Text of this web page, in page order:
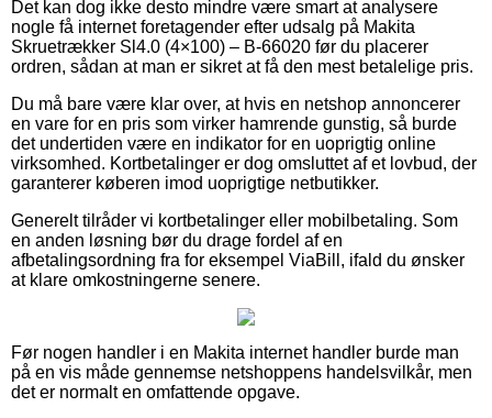
Det kan dog ikke desto mindre være smart at analysere
nogle få internet foretagender efter udsalg på Makita
Skruetrækker Sl4.0 (4×100) – B-66020 før du placerer
ordren, sådan at man er sikret at få den mest betalelige pris.
Du må bare være klar over, at hvis en netshop annoncerer
en vare for en pris som virker hamrende gunstig, så burde
det undertiden være en indikator for en uoprigtig online
virksomhed. Kortbetalinger er dog omsluttet af et lovbud, der
garanterer køberen imod uoprigtige netbutikker.
Generelt tilråder vi kortbetalinger eller mobilbetaling. Som
en anden løsning bør du drage fordel af en
afbetalingsordning fra for eksempel ViaBill, ifald du ønsker
at klare omkostningerne senere.
Før nogen handler i en Makita internet handler burde man
på en vis måde gennemse netshoppens handelsvilkår, men
det er normalt en omfattende opgave.